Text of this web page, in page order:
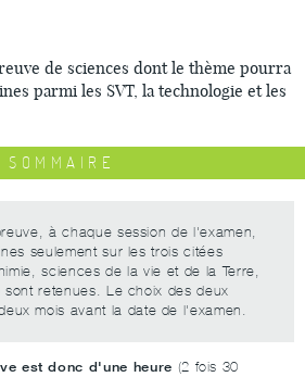
de sciences dont le thème pourra
parmi les SVT, la technologie et les
SOMMAIRE
à chaque session de l'examen,
seulement sur les trois citées
sciences de la vie et de la Terre,
sont retenues. Le choix des deux
mois avant la date de l'examen.
est donc d'une heure (2 fois 30